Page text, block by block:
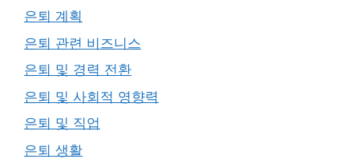
은퇴 계획
은퇴 관련 비즈니스
은퇴 및 경력 전환
은퇴 및 사회적 영향력
은퇴 및 직업
은퇴 생활